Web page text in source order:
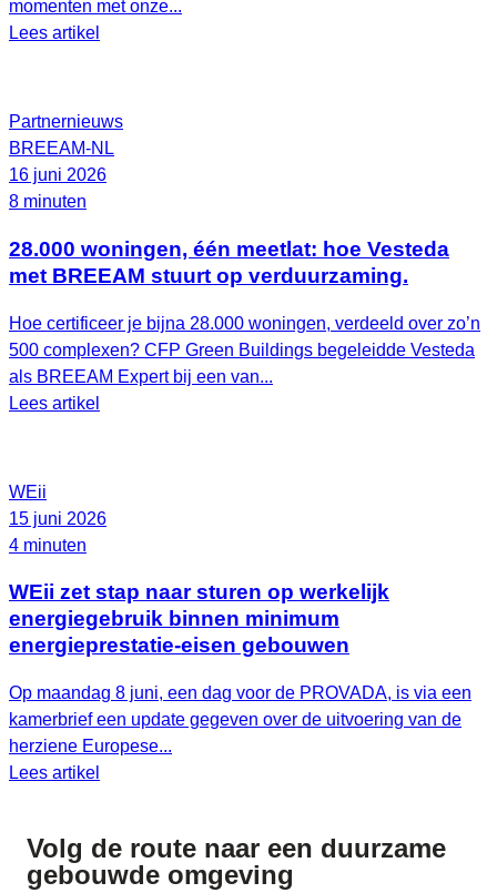
momenten met onze...
Lees artikel
Partnernieuws
BREEAM-NL
16 juni 2026
8 minuten
28.000 woningen, één meetlat: hoe Vesteda
met BREEAM stuurt op verduurzaming.
Hoe certificeer je bijna 28.000 woningen, verdeeld over zo’n
500 complexen? CFP Green Buildings begeleidde Vesteda
als BREEAM Expert bij een van...
Lees artikel
WEii
15 juni 2026
4 minuten
WEii zet stap naar sturen op werkelijk
energiegebruik binnen minimum
energieprestatie-eisen gebouwen
Op maandag 8 juni, een dag voor de PROVADA, is via een
kamerbrief een update gegeven over de uitvoering van de
herziene Europese...
Lees artikel
Volg de route naar een duurzame
gebouwde omgeving